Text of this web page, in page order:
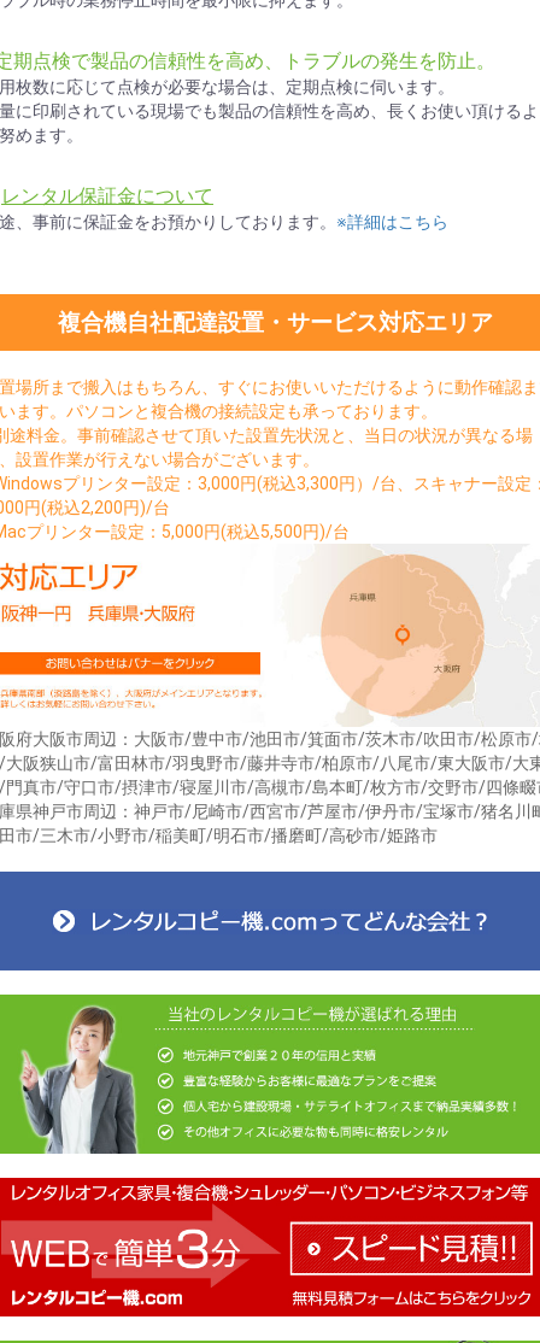
お買い物を続ける
期点検で製品の信頼性を高め、トラブルの発生を防止。
枚数に応じて点検が必要な場合は、定期点検に伺います。
に印刷されている現場でも製品の信頼性を高め、長くお使い頂ける
めます。
レンタル保証金について
、事前に保証金をお預かりしております。 ※詳細はこちら
複合機自社配達設置・サービス対応エリア
場所まで搬入はもちろん、すぐにお使いいただけるように動作確認
ます。パソコンと複合機の接続設定も承っております。
途料金。事前確認させて頂いた設置先状況と、当日の状況が異なる場
設置作業が行えない場合がございます。
プリンター設定：3,000円(税込3,300円）/台、スキャナー設定
円(税込2,200円)/台
プリンター設定：5,000円(税込5,500円)/台
府大阪市周辺：大阪市/豊中市/池田市/箕面市/茨木市/吹田市/松原市
大阪狭山市/富田林市/羽曳野市/藤井寺市/柏原市/八尾市/東大阪市/大
門真市/守口市/摂津市/寝屋川市/高槻市/島本町/枚方市/交野市/四條畷
県神戸市周辺：神戸市/尼崎市/西宮市/芦屋市/伊丹市/宝塚市/猪名川
市/三木市/小野市/稲美町/明石市/播磨町/高砂市/姫路市